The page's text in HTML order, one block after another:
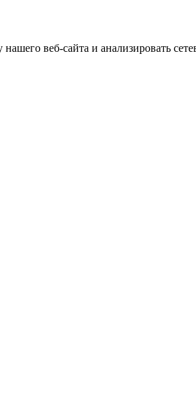
веб-сайта и анализировать